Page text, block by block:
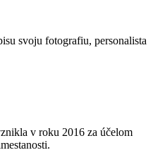
svoju fotografiu, personalista
v roku 2016 za účelom